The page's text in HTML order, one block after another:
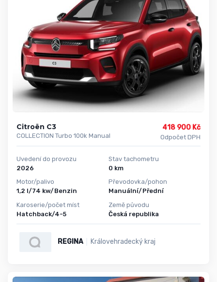
Citroën C3
COLLECTION Turbo 100k Manual
418 900 Kč
Odpočet DPH
Uvedení do provozu
2026
Motor/palivo
1,2 l/74 kw/Benzin
Karoserie/počet míst
Hatchback/4-5
Stav tachometru
0 km
Převodovka/pohon
Manuální/Přední
Země původu
Česká republika
REGINA Královehradecký kraj